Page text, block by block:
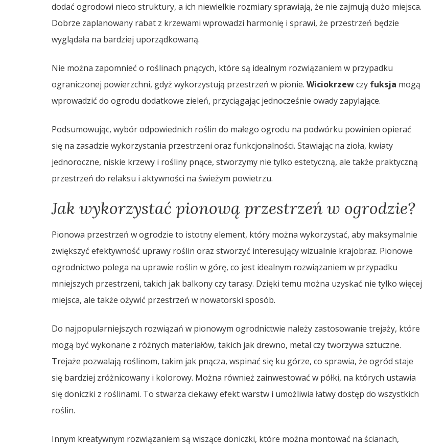
dodać ogrodowi nieco struktury, a ich niewielkie rozmiary sprawiają, że nie zajmują dużo miejsca.
Dobrze zaplanowany rabat z krzewami wprowadzi harmonię i sprawi, że przestrzeń będzie
wyglądała na bardziej uporządkowaną.
Nie można zapomnieć o roślinach pnących, które są idealnym rozwiązaniem w przypadku
ograniczonej powierzchni, gdyż wykorzystują przestrzeń w pionie. Wiciokrzewczy fuksja mogą
wprowadzić do ogrodu dodatkowe zieleń, przyciągając jednocześnie owady zapylające.
Podsumowując, wybór odpowiednich roślin do małego ogrodu na podwórku powinien opierać
się na zasadzie wykorzystania przestrzeni oraz funkcjonalności. Stawiając na zioła, kwiaty
jednoroczne, niskie krzewy i rośliny pnące, stworzymy nie tylko estetyczną, ale także praktyczną
przestrzeń do relaksu i aktywności na świeżym powietrzu.
Jak wykorzystać pionową przestrzeń w ogrodzie?
Pionowa przestrzeń w ogrodzie to istotny element, który można wykorzystać, aby maksymalnie
zwiększyć efektywność uprawy roślin oraz stworzyć interesujący wizualnie krajobraz. Pionowe
ogrodnictwo polega na uprawie roślin w górę, co jest idealnym rozwiązaniem w przypadku
mniejszych przestrzeni, takich jak balkony czy tarasy. Dzięki temu można uzyskać nie tylko więcej
miejsca, ale także ożywić przestrzeń w nowatorski sposób.
Do najpopularniejszych rozwiązań w pionowym ogrodnictwie należy zastosowanie trejaży, które
mogą być wykonane z różnych materiałów, takich jak drewno, metal czy tworzywa sztuczne.
Trejaże pozwalają roślinom, takim jak pnącza, wspinać się ku górze, co sprawia, że ogród staje
się bardziej zróżnicowany i kolorowy. Można również zainwestować w półki, na których ustawia
się doniczki z roślinami. To stwarza ciekawy efekt warstw i umożliwia łatwy dostęp do wszystkich
roślin.
Innym kreatywnym rozwiązaniem są wiszące doniczki, które można montować na ścianach,